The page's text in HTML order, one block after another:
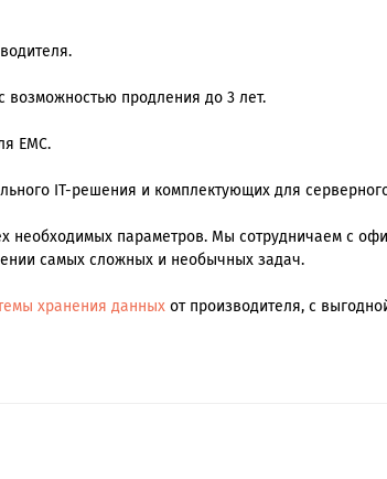
возможностью продления до 3 лет.
EMC.
IT-решения и комплектующих для
параметров. Мы сотрудничаем с
самых сложных и необычных задач.
хранения данныхот производителя, с